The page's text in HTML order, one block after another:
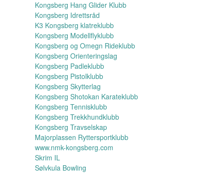
Kongsberg Hang Glider Klubb
Kongsberg Idrettsråd
K3 Kongsberg klatreklubb
Kongsberg Modellflyklubb
Kongsberg og Omegn Rideklubb
Kongsberg Orienteringslag
Kongsberg Padleklubb
Kongsberg Pistolklubb
Kongsberg Skytterlag
Kongsberg Shotokan Karateklubb
Kongsberg Tennisklubb
Kongsberg Trekkhundklubb
Kongsberg Travselskap
Majorplassen Ryttersportklubb
www.nmk-kongsberg.com
Skrim IL
Sølvkula Bowling